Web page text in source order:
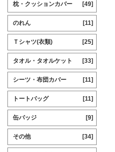
枕・クッションカバー [49]
のれん [11]
Ｔシャツ(衣類) [25]
タオル・タオルケット [33]
シーツ・布団カバー [11]
トートバッグ [11]
缶バッジ [9]
その他 [34]